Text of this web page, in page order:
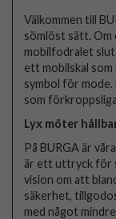
Välkommen till
sömlöst sätt.
mobilfodralet
ett mobilskal som
symbol för
som
Lyx möter
På BURGA är
är ett uttryck för
vision om att
säkerhet,
med något